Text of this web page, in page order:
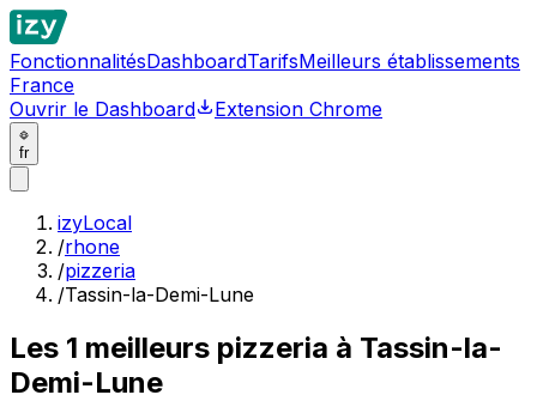
FonctionnalitésDashboardTarifsMeilleurs établissements
France
Ouvrir le Dashboard
Extension Chrome
fr
izyLocal
/rhone
/pizzeria
/Tassin-la-Demi-Lune
Les 1 meilleurs pizzeria à Tassin-la-
Demi-Lune